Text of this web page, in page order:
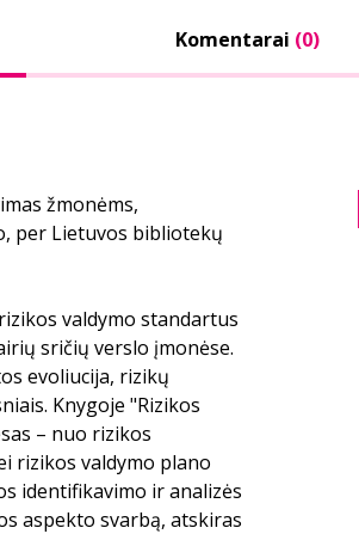
Komentarai (0)
žmonėms,
per Lietuvos bibliotekų
valdymo standartus
sričių verslo įmonėse.
evoliucija, rizikų
Knygoje "Rizikos
– nuo rizikos
rizikos valdymo plano
identifikavimo ir analizės
aspekto svarbą, atskiras